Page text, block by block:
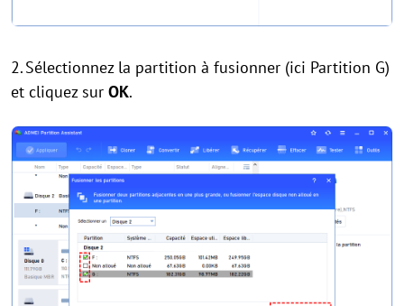
2.Sélectionnez la partition à fusionner (ici Partition G)
et cliquez sur OK.